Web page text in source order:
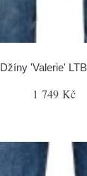
Džíny 'Valerie'
1 749 Kč